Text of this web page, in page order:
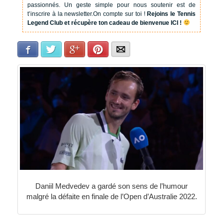
passionnés. Un geste simple pour nous soutenir est de
t’inscrire à la newsletter.On compte sur toi !Rejoins le Tennis
Legend Club et récupère ton cadeau de bienvenue ICI !
Facebook Twitter Google+Pinterest
Daniil Medvedev a gardé son sens de l’humour
malgré la défaite en finale de l’Open d’Australie 2022.